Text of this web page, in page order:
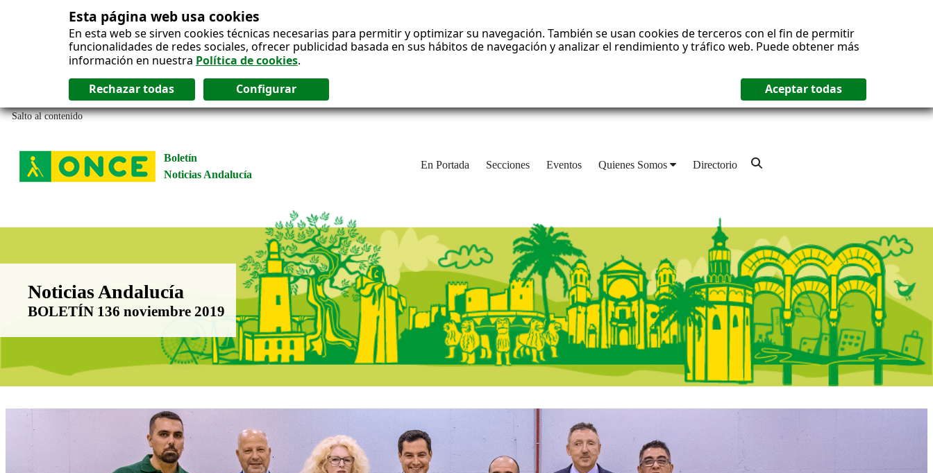
Esta página web usa cookies
En esta web se sirven cookies técnicas necesarias para permitir y optimizar su navegación. También se usan cookies de terceros con el fin de permitir
funcionalidades de redes sociales, ofrecer publicidad basada en sus hábitos de navegación y analizar el rendimiento y tráfico web. Puede obtener más
información en nuestra Política de cookies.
Salto al contenido
Boletín
Noticias Andalucía
En Portada Secciones Eventos Quienes Somos Directorio
Boletín Noticias Andalucía
Noticias Andalucía
BOLETÍN 136 noviembre 2019